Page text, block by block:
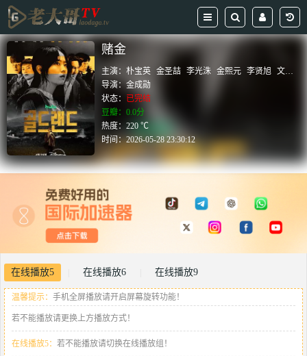
赌金
主演：朴宝英 金圣喆 李光洙 金熙元 李贤旭 文晶熙
导演：金成勋
状态： 已完结
豆瓣：0.0分
热度：220 ℃
时间：2026-05-28 23:30:12
在线播放5 在线播放6 在线播放9
温馨提示： 手机全屏播放请开启屏幕旋转功能！
若不能播放请更换上方播放方式！
在线播放5： 若不能播放请切换在线播放组！